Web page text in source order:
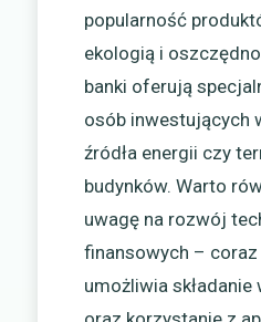
popularność
ekologią i
banki oferują
osób inwestujących
źródła energii czy
budynków. Warto
uwagę na rozwój
finansowych –
umożliwia